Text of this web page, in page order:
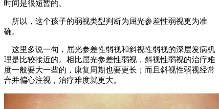
时间是很短暂的。
所以，这个孩子的弱视类型判断为屈光参差性弱视更为准
确。
这里多说一句，屈光参差性弱视和斜视性弱视的深层发病机
理是比较接近的。相比屈光参差性弱视，斜视性弱视的治疗难
度一般要大一些的，康复周期也要更长；而且斜视性弱视经常
合并偏心注视，治疗难度就更大。